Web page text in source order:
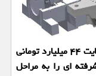
کوتاه کننده لینک: شرکتی دانش بنیان، با حمایت ۴۴ میلیارد تومانی
ای را به مراحل